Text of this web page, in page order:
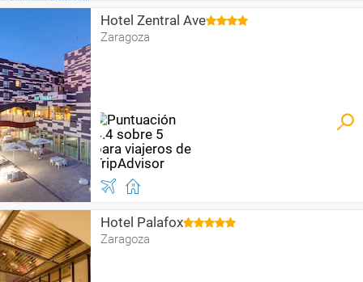
Hotel Zentral Ave
Zaragoza
Hotel Palafox
Zaragoza